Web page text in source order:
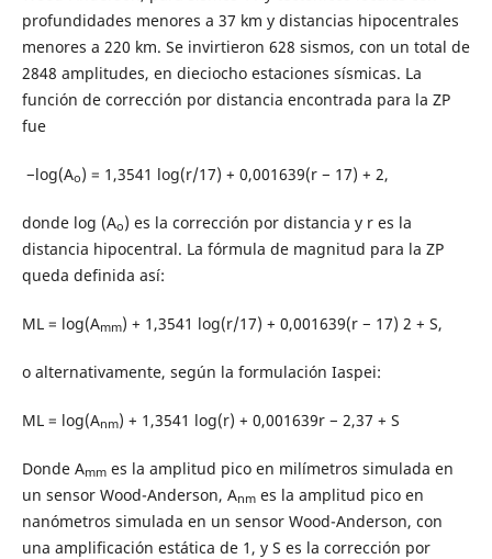
profundidades menores a 37 km y distancias hipocentrales
menores a 220 km. Se invirtieron 628 sismos, con un total de
2848 amplitudes, en dieciocho estaciones sísmicas. La
función de corrección por distancia encontrada para la ZP
fue
−log(Ao) = 1,3541 log(r/17) + 0,001639(r − 17) + 2,
donde log (Ao) es la corrección por distancia y r es la
distancia hipocentral. La fórmula de magnitud para la ZP
queda definida así:
ML = log(Amm) + 1,3541 log(r/17) + 0,001639(r − 17) 2 + S,
o alternativamente, según la formulación Iaspei:
ML = log(Anm) + 1,3541 log(r) + 0,001639r − 2,37 + S
Donde Ammes la amplitud pico en milímetros simulada en
un sensor Wood-Anderson, Anmes la amplitud pico en
nanómetros simulada en un sensor Wood-Anderson, con
una amplificación estática de 1, y S es la corrección por